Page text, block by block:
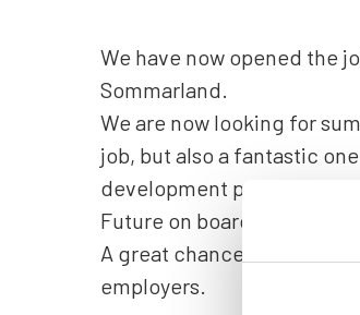
We have now opened the
Sommarland.
We are now looking for
job, but also a fantastic one
development program in
Future on board,
A great chance and a
employers.